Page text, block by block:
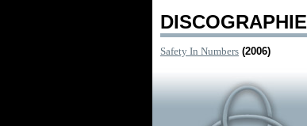
DISCOGRAPHIE
Safety In Numbers (2006)